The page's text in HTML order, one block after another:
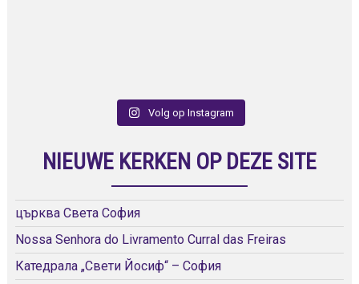
Volg op Instagram
NIEUWE KERKEN OP DEZE SITE
църква Света София
Nossa Senhora do Livramento Curral das Freiras
Катедрала „Свети Йосиф“ – София